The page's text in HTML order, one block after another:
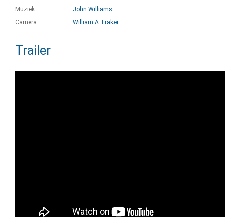
Muziek:
John Williams
Camera:
William A. Fraker
Trailer